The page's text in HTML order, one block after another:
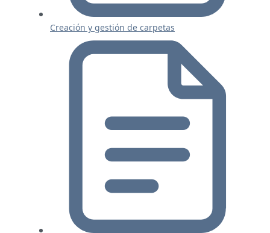
Creación y gestión de carpetas